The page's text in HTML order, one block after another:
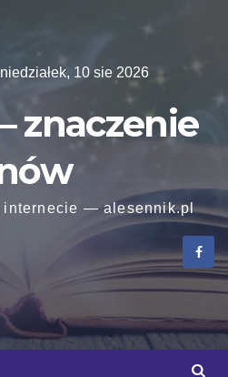
10 sie 2026
znaczenie
internecie — alesennik.pl